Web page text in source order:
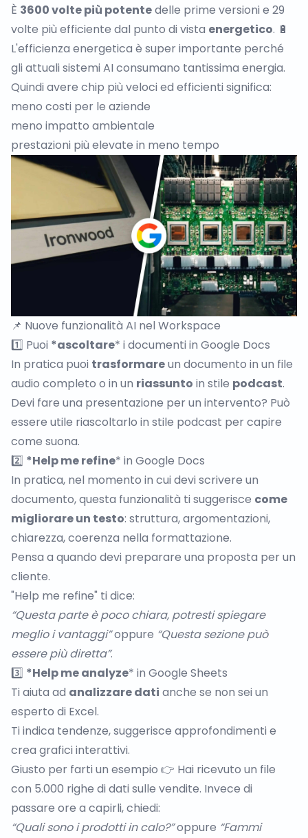
È 3600 volte più potentedelle prime versioni e 29
volte più efficiente dal punto di vista energetico. 🔋
L'efficienza energetica è super importante perché
gli attuali sistemi AI consumano tantissima energia.
Quindi avere chip più veloci ed efficienti significa:
meno costi per le aziende
meno impatto ambientale
prestazioni più elevate in meno tempo
📌 Nuove funzionalità AI nel Workspace
1️⃣ Puoi *ascoltare* i documenti in Google Docs
In pratica puoi trasformareun documento in un file
audio completo o in un riassunto in stile podcast.
Devi fare una presentazione per un intervento? Può
essere utile riascoltarlo in stile podcast per capire
come suona.
2️⃣ *Help me refine* in Google Docs
In pratica, nel momento in cui devi scrivere un
documento, questa funzionalità ti suggerisce come
migliorare un testo: struttura, argomentazioni,
chiarezza, coerenza nella formattazione.
Pensa a quando devi preparare una proposta per un
cliente.
"Help me refine" ti dice:
“Questa parte è poco chiara, potresti spiegare
meglio i vantaggi”oppure “Questa sezione può
essere più diretta”.
3️⃣ *Help me analyze* in Google Sheets
Ti aiuta ad analizzare dati anche se non sei un
esperto di Excel.
Ti indica tendenze, suggerisce approfondimenti e
crea grafici interattivi.
Giusto per farti un esempio 👉 Hai ricevuto un file
con 5.000 righe di dati sulle vendite. Invece di
passare ore a capirli, chiedi:
“Quali sono i prodotti in calo?”oppure “Fammi